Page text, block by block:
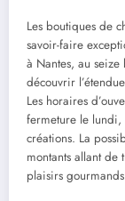
Les boutiques de
savoir-faire
à Nantes, au
découvrir
Les horaires
fermeture le lundi,
créations. La
montants allant
plaisirs